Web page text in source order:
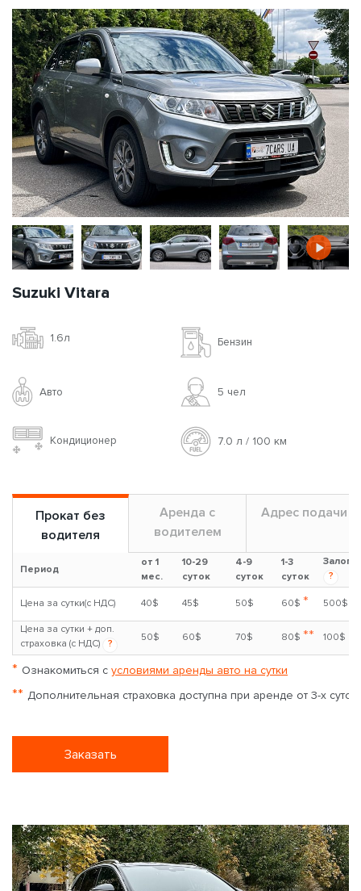
Suzuki Vitara
1.6л Бензин
Авто 5 чел
Кондиционер 7.0 л / 100 км
Прокат без
водителя
Аренда с
водителем
Адрес подачи
Период
от 1
мес.
10-29
суток
4-9
суток
1-3
суток
Залог
?
Цена за сутки(с НДС) 40$ 45$ 50$ 60$ * 500$
Цена за сутки + доп.
страховка (с НДС)
?
50$ 60$ 70$ 80$ ** 100$
* Ознакомиться с условиями аренды авто на сутки
** Дополнительная страховка доступна при аренде от 3-х суток
Заказать